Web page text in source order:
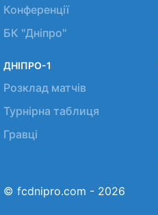
Конференції
БК "Дніпро"
ДНІПРО-1
Розклад матчів
Турнірна таблиця
Гравці
© fcdnipro.com - 2026